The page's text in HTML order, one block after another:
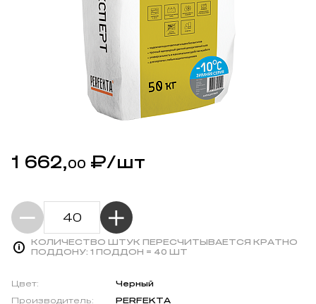
1 662,00 ₽/шт
КОЛИЧЕСТВО ШТУК ПЕРЕСЧИТЫВАЕТСЯ КРАТНО
ПОДДОНУ: 1 ПОДДОН = 40 ШТ
Цвет:
Черный
Производитель:
PERFEKTA